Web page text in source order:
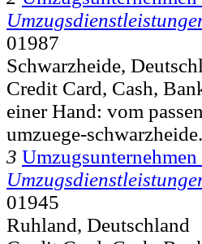
01987
Schwarzheide,
Credit Card, Cash,
einer Hand: vom
umzuege-
3
01945
Ruhland, Deutschland